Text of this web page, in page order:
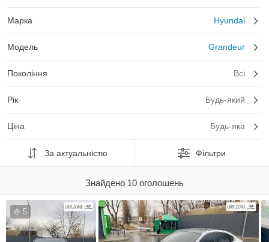
Марка Hyundai
Модель Grandeur
Покоління Всі
Рік Будь-який
Ціна Будь-яка
За актуальністю Фільтри
Знайдено 10 оголошень
5